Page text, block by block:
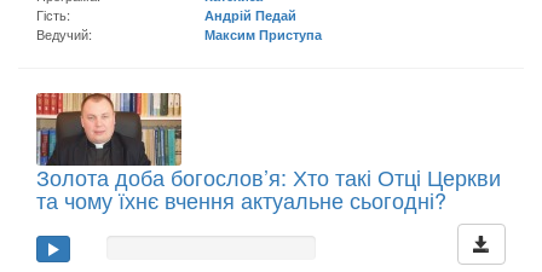
Гість:
Андрій Педай
Ведучий:
Максим Приступа
Золота доба богослов’я: Хто такі Отці Церкви
та чому їхнє вчення актуальне сьогодні?